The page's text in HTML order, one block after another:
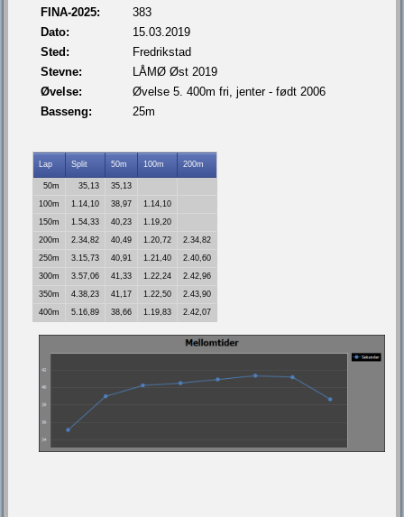
FINA-2025:
383
Dato:
15.03.2019
Sted:
Fredrikstad
Stevne:
LÅMØ Øst 2019
Øvelse:
Øvelse 5. 400m fri, jenter - født 2006
Basseng:
25m
Lap Split 50m 100m 200m
50m 35,13
35,13
100m
1.14,10 38,97
1.14,10
150m
1.54,33 40,23
1.19,20
200m
2.34,82 40,49 1.20,72
2.34,82
250m
3.15,73 40,91 1.21,40
2.40,60
300m
3.57,06 41,33 1.22,24
2.42,96
350m
4.38,23 41,17 1.22,50
2.43,90
400m
5.16,89 38,66 1.19,83 2.42,07